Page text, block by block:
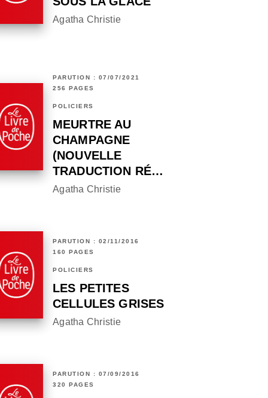
Agatha Christie
PARUTION : 07/07/2021
256 PAGES
POLICIERS
MEURTRE AU
CHAMPAGNE
(NOUVELLE
TRADUCTION RÉ…
Agatha Christie
PARUTION : 02/11/2016
160 PAGES
POLICIERS
LES PETITES
CELLULES GRISES
Agatha Christie
PARUTION : 07/09/2016
320 PAGES